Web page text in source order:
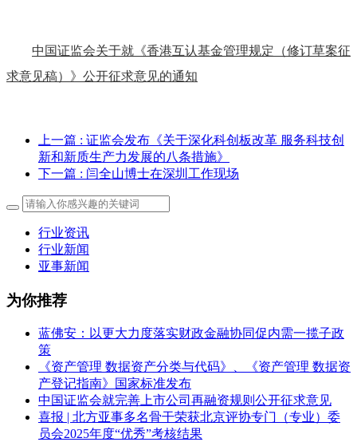
中国证监会关于就《香港互认基金管理规定（修订草案征
求意见稿）》公开征求意见的通知
上一篇 : 证监会发布《关于深化科创板改革 服务科技创
新和新质生产力发展的八条措施》
下一篇 : 闫全山博士在深圳工作现场
行业资讯
行业新闻
亚事新闻
为你推荐
蓝佛安：以更大力度落实财政金融协同促内需一揽子政
策
《资产管理 数据资产分类与代码》、《资产管理 数据资
产登记指南》国家标准发布
中国证监会就完善上市公司再融资规则公开征求意见
喜报 | 北方亚事多名骨干荣获北京评协专门（专业）委
员会2025年度“优秀”考核结果